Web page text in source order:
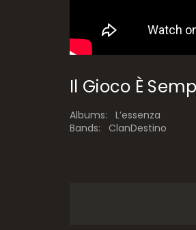
Il Gioco È
Albums: L’essenza
Bands: ClanDestino